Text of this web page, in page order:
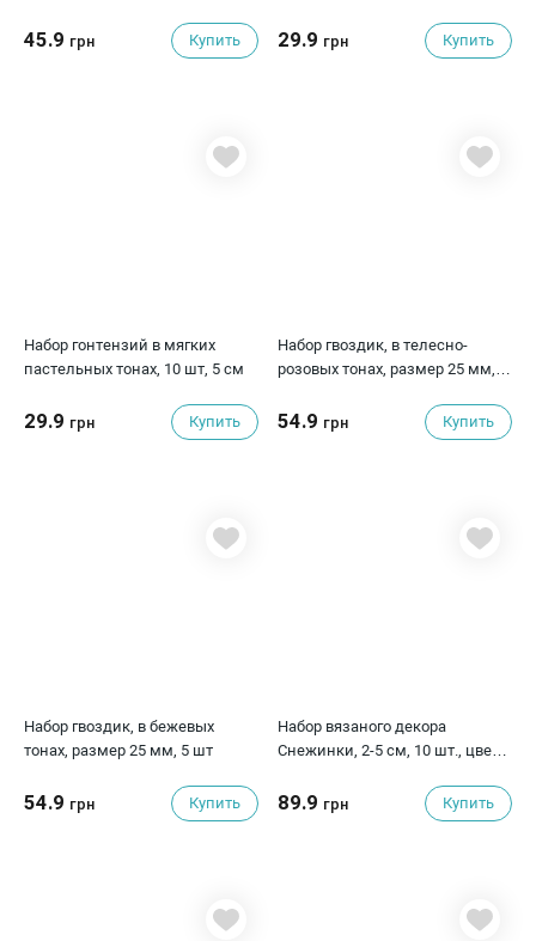
45.9 грн Купить 29.9 грн Купить
Набор гонтензий в мягких
пастельных тонах, 10 шт, 5 см
29.9 грн Купить
Набор гвоздик, в телесно-
розовых тонах, размер 25 мм, 5
54.9 грн Купить
Набор гвоздик, в бежевых
тонах, размер 25 мм, 5 шт
54.9 грн Купить
Набор вязаного декора
Снежинки, 2-5 см, 10 шт., цвет
89.9 грн Купить